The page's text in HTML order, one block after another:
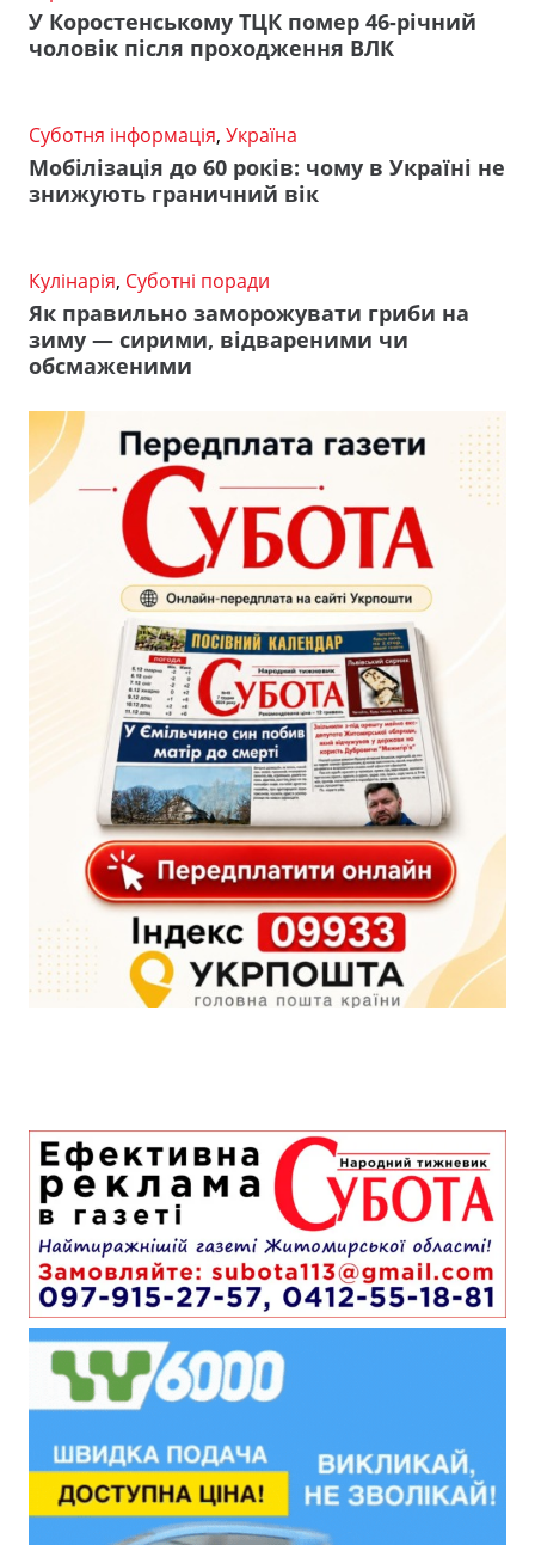
У Коростенському ТЦК помер 46-річний
чоловік після проходження ВЛК
Суботня інформація, Україна
Мобілізація до 60 років: чому в Україні не
знижують граничний вік
Кулінарія, Суботні поради
Як правильно заморожувати гриби на
зиму — сирими, відвареними чи
обсмаженими